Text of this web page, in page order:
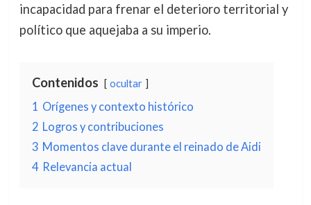
incapacidad para frenar el deterioro territorial y
político que aquejaba a su imperio.
Contenidos ocultar
1 Orígenes y contexto histórico
2 Logros y contribuciones
3 Momentos clave durante el reinado de Aidi
4 Relevancia actual